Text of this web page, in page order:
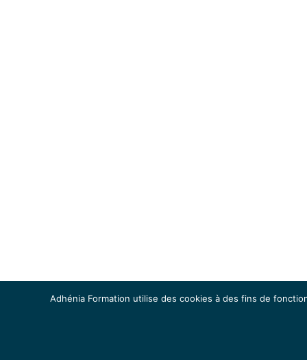
Adhénia Formation utilise des cookies à des fins de